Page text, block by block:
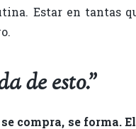
Estar en tantas
de esto.”
compra, se forma.